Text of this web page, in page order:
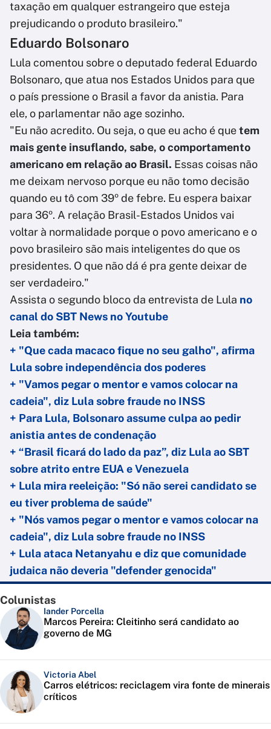
taxação em qualquer estrangeiro que esteja
prejudicando o produto brasileiro."
Eduardo Bolsonaro
Lula comentou sobre o deputado federal Eduardo
Bolsonaro, que atua nos Estados Unidos para que
o país pressione o Brasil a favor da anistia. Para
ele, o parlamentar não age sozinho.
"Eu não acredito. Ou seja, o que eu acho é quetem
mais gente insuflando, sabe, o comportamento
americano em relação ao Brasil. Essas coisas não
me deixam nervoso porque eu não tomo decisão
quando eu tô com 39º de febre. Eu espera baixar
para 36º. A relação Brasil-Estados Unidos vai
voltar à normalidade porque o povo americano e o
povo brasileiro são mais inteligentes do que os
presidentes. O que não dá é pra gente deixar de
ser verdadeiro."
Assista o segundo bloco da entrevista de Lula no
canal do SBT News no Youtube
Leia também:
+ "Que cada macaco fique no seu galho", afirma
Lula sobre independência dos poderes
+ "Vamos pegar o mentor e vamos colocar na
cadeia", diz Lula sobre fraude no INSS
+ Para Lula, Bolsonaro assume culpa ao pedir
anistia antes de condenação
+ “Brasil ficará do lado da paz”, diz Lula ao SBT
sobre atrito entre EUA e Venezuela
+ Lula mira reeleição: "Só não serei candidato se
eu tiver problema de saúde"
+ "Nós vamos pegar o mentor e vamos colocar na
cadeia", diz Lula sobre fraude no INSS
+ Lula ataca Netanyahu e diz que comunidade
judaica não deveria "defender genocida"
Colunistas
Iander Porcella
Marcos Pereira: Cleitinho será candidato ao
governo de MG
Victoria Abel
Carros elétricos: reciclagem vira fonte de minerais
críticos